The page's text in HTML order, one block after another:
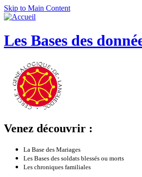
Skip to Main Content
Les Bases des
Venez découvrir :
La Base des Mariages
Les Bases des soldats blessés ou morts
Les chroniques familiales